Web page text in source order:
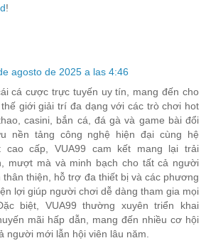
!
agosto de 2025 a las 4:46
cá cược trực tuyến uy tín, mang đến cho
giới giải trí đa dạng với các trò chơi hot
casini, bắn cá, đá gà và game bài đổi
nền tảng công nghệ hiện đại cùng hệ
cao cấp, VUA99 cam kết mang lại trải
mượt mà và minh bạch cho tất cả người
thân thiện, hỗ trợ đa thiết bị và các phương
lợi giúp người chơi dễ dàng tham gia mọi
biệt, VUA99 thường xuyên triển khai
mãi hấp dẫn, mang đến nhiều cơ hội
người mới lẫn hội viên lâu năm.